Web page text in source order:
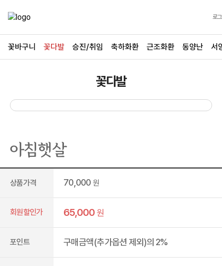
로
꽃바구니 꽃다발 승진/취임 축하화환 근조화환 동양난 서
꽃다발
아침햇살
상품가격 70,000 원
회원할인가 65,000원
포인트 구매금액(추가옵션 제외)의 2%